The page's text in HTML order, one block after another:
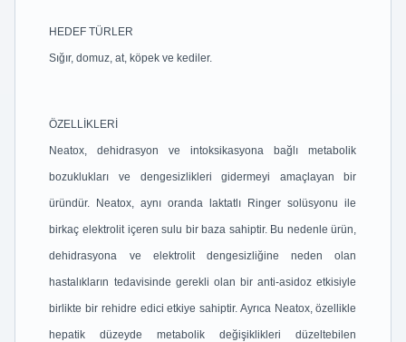
HEDEF TÜRLER
Sığır, domuz, at, köpek ve kediler.
ÖZELLİKLERİ
Neatox, dehidrasyon ve intoksikasyona bağlı metabolik
bozuklukları ve dengesizlikleri gidermeyi amaçlayan bir
üründür. Neatox, aynı oranda laktatlı Ringer solüsyonu ile
birkaç elektrolit içeren sulu bir baza sahiptir. Bu nedenle ürün,
dehidrasyona ve elektrolit dengesizliğine neden olan
hastalıkların tedavisinde gerekli olan bir anti-asidoz etkisiyle
birlikte bir rehidre edici etkiye sahiptir. Ayrıca Neatox, özellikle
hepatik düzeyde metabolik değişiklikleri düzeltebilen